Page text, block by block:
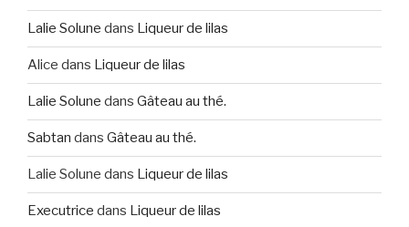
Lalie Solune dans Liqueur de lilas
Alice dans Liqueur de lilas
Lalie Solune dans Gâteau au thé.
Sabtan dans Gâteau au thé.
Lalie Solune dans Liqueur de lilas
Executrice dans Liqueur de lilas